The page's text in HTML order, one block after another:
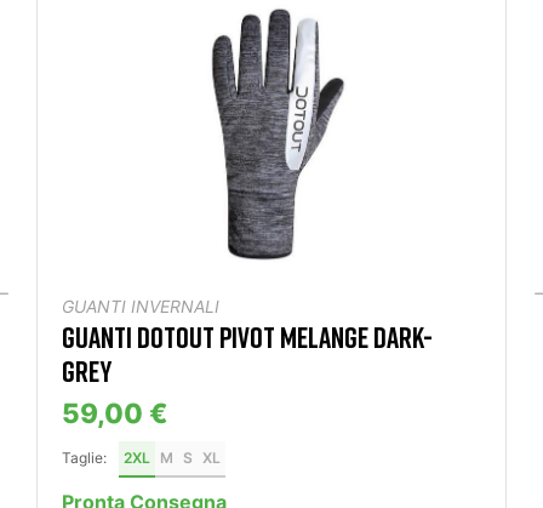
GUANTI INVERNALI
GUANTI DOTOUT PIVOT MELANGE DARK-
GREY
59,00 €
Taglie: 2XL M S XL
Pronta Consegna